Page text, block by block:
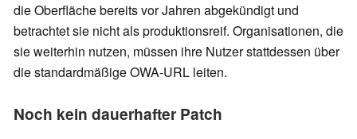
die Oberfläche bereits vor Jahren abgekündigt und
betrachtet sie nicht als produktionsreif. Organisationen, die
sie weiterhin nutzen, müssen ihre Nutzer stattdessen über
die standardmäßige OWA-URL leiten.
Noch kein dauerhafter Patch